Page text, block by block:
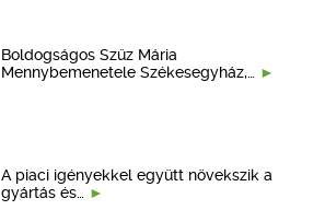
Boldogságos Szűz Mária
Mennybemenetele Székesegyház,…
A piaci igényekkel együtt növekszik a
gyártás és…